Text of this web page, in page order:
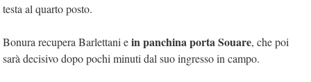
testa al quarto posto.
Bonura recupera Barlettani ein panchina porta Souare, che poi
sarà decisivo dopo pochi minuti dal suo ingresso in campo.